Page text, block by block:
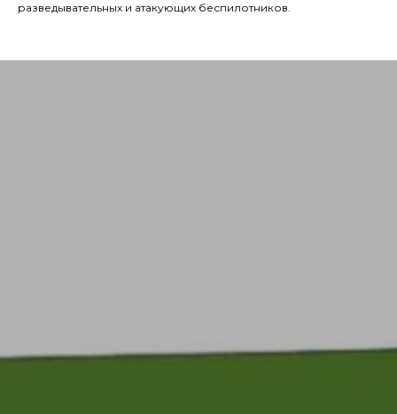
разведывательных и атакующих беспилотников.